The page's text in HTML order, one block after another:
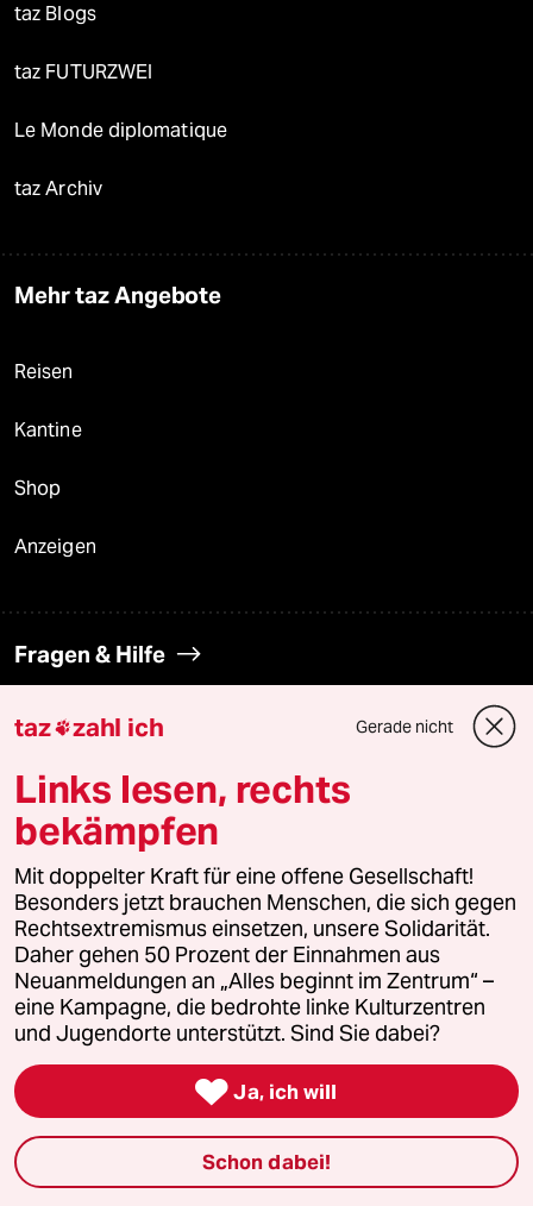
taz Blogs
taz FUTURZWEI
Le Monde diplomatique
taz Archiv
Mehr taz Angebote
Reisen
Kantine
Shop
Anzeigen
Fragen & Hilfe
Feedback
Aboservice
ePaper Login
Downloads für Abonnierende
© 2026 taz Verlags und Vertriebs GmbH
Alle Rechte vorbehalten. Bei rechtlichen Fragen oder für Genehmigungen
wenden Sie sich bitte an
lizenzen@taz.de
Feedback Redaktionsstatut Kommune-Richtlinien KI-
Leitlinie Informant Datenschutz Impressum AGB
taz zahl ich Gerade nicht
Links lesen, rechts
bekämpfen
Mit doppelter Kraft für eine offene Gesellschaft!
Besonders jetzt brauchen Menschen, die sich gegen
Rechtsextremismus einsetzen, unsere Solidarität.
Daher gehen 50 Prozent der Einnahmen aus
Neuanmeldungen an „Alles beginnt im Zentrum“ –
eine Kampagne, die bedrohte linke Kulturzentren
und Jugendorte unterstützt. Sind Sie dabei?
 Ja, ich will
Schon dabei!